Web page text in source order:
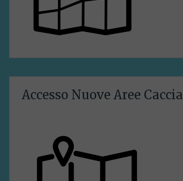
Accesso Nuove Aree Caccia